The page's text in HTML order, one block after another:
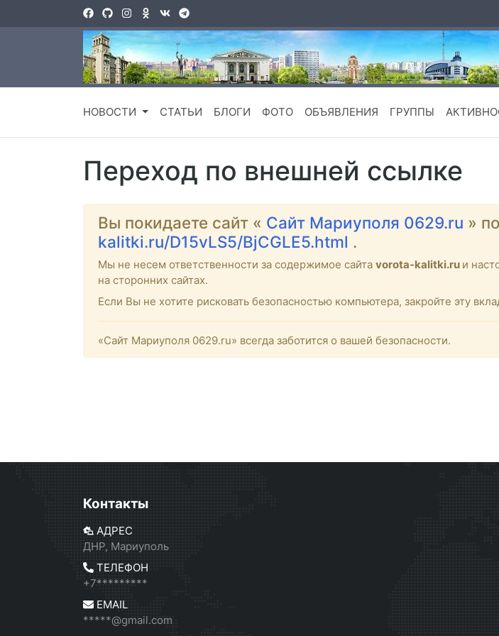
НОВОСТИ СТАТЬИ БЛОГИ ФОТО ОБЪЯВЛЕНИЯ ГРУППЫ
Переход по внешней ссылке
Вы покидаете сайт « Сайт Мариуполя 0629.ru »
kalitki.ru/D15vLS5/BjCGLE5.html .
Мы не несем ответственности за содержимое сайта vorota-kalitki.ru и
на сторонних сайтах.
Если Вы не хотите рисковать безопасностью компьютера, закройте эту
«Сайт Мариуполя 0629.ru» всегда заботится о вашей безопасности.
Контакты
АДРЕС
ДНР, Мариуполь
ТЕЛЕФОН
+7*********
EMAIL
*****@gmail.com